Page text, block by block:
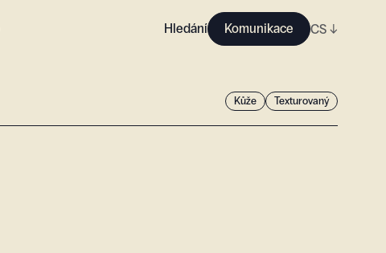
Hledání Komunikace CS ↓
Kůže Texturovaný